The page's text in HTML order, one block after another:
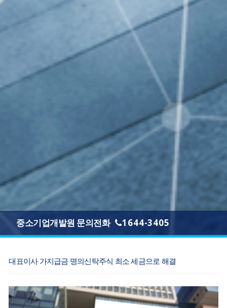
중소기업개발원 문의전화 1644-3405
대표이사 가지급금 명의신탁주식 최소 세금으로 해결